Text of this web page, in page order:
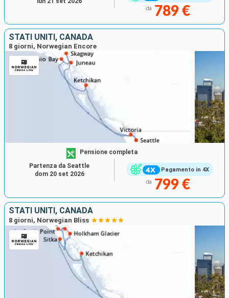
da 789 €
STATI UNITI, CANADA
8 giorni, Norwegian Encore
Pagamento in 4X
Pensione completa
da 799 €
Partenza da Seattle
dom 20 set 2026
STATI UNITI, CANADA
8 giorni, Norwegian Bliss